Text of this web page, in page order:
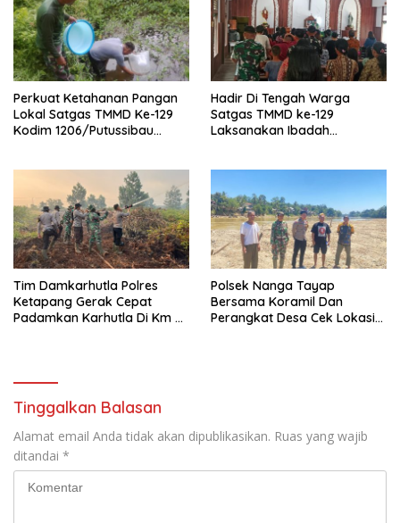
Perkuat Ketahanan Pangan
Lokal Satgas TMMD Ke-129
Kodim 1206/Putussibau
Hadir Di Tengah Warga
Satgas TMMD ke-129
Laksanakan Ibadah
Tim Damkarhutla Polres
Ketapang Gerak Cepat
Padamkan Karhutla Di Km 8
Polsek Nanga Tayap
Bersama Koramil Dan
Perangkat Desa Cek Lokasi
Tinggalkan Balasan
Alamat email Anda tidak akan dipublikasikan. Ruas yang wajib
ditandai *